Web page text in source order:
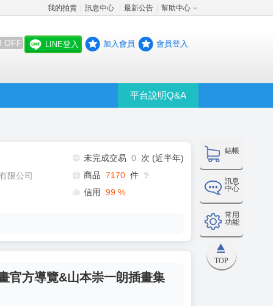
我的拍賣 訊息中心 最新公告 幫助中心
OFF LINE登入 加入會員 會員登入
平台說明Q&A
結帳
訊息
中心
常用
功能
TOP
限公司
未完成交易 0
次 (近半年)
商品 7170 件 ❔
信用 99 %
官方導覽&山本崇一朗插畫集